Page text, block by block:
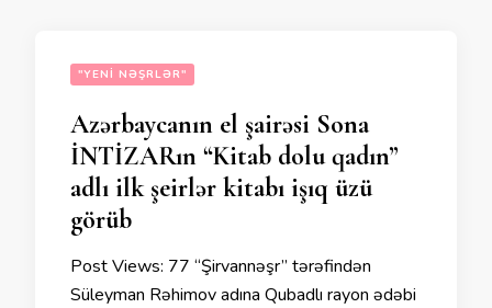
"YENI NƏŞRLƏR"
Azərbaycanın el şairəsi Sona
İNTİZARın “Kitab dolu qadın”
adlı ilk şeirlər kitabı işıq üzü
görüb
Post Views: 77 “Şirvannəşr” tərəfindən
Süleyman Rəhimov adına Qubadlı rayon ədəbi